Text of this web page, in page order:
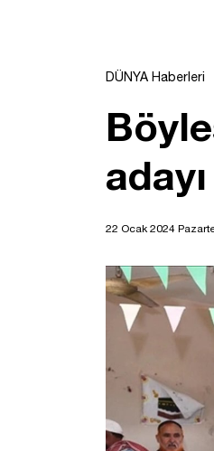
DÜNYA Haberleri
22 Ocak 2024